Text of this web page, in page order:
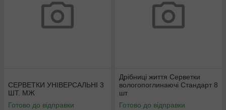
СЕРВЕТКИ УНІВЕРСАЛЬНІ 3
ШТ. МЖ
Готово до відправки
Дрібниці життя Серветки
вологопоглинаючі Стандарт 8
шт
Готово до відправки